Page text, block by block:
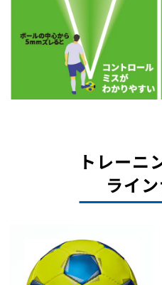
トレーニ
ライ